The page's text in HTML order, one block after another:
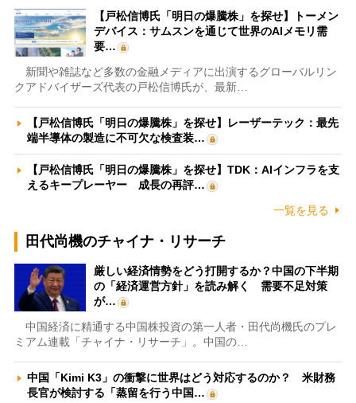
【戸松信博氏「明日の爆騰株」を探せ】トーメン
デバイス：サムスンを通じて世界のAIメモリ需
要…
新聞や雑誌など多数の金融メディアに出演するグローバルリン
クアドバイザーズ代表の戸松信博氏が、最新…
【戸松信博氏「明日の爆騰株」を探せ】レーザーテック：最先
端半導体の製造に不可欠な検査装…
【戸松信博氏「明日の爆騰株」を探せ】TDK：AIインフラを支
えるキープレーヤー 成長の再評…
一覧を見る
田代尚機のチャイナ・リサーチ
厳しい経済情勢をどう打開するか？中国の下半期
の「経済運営方針」を読み解く 需要不足対策
が…
中国経済に精通する中国株投資の第一人者・田代尚機氏のプレ
ミアム連載「チャイナ・リサーチ」。中国の…
中国「Kimi K3」の衝撃に世界はどう対応するのか？ 米財務
長官が検討する「蒸留を行う中国…